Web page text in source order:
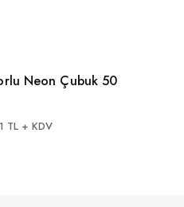
Neon Çubuk 50
TL + KDV